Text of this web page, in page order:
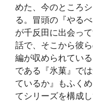
めた、今のところ
る。冒頭の『やる
が千反田に出会っ
話で、そこから彼
編が収められてい
である『氷菓』で
ているか』もふく
てシリーズを構成